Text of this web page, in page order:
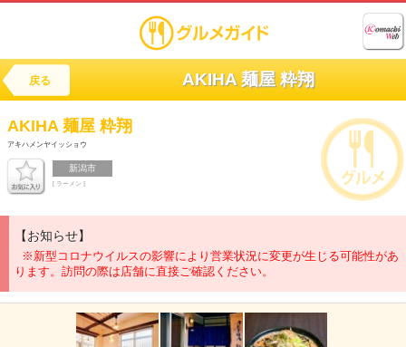
戻る AKIHA 麺屋 粋翔
AKIHA 麺屋 粋翔
アキハメンヤイッショウ
新潟市
[ ラーメン ]
【お知らせ】
※新型コロナウイルスの影響により営業状況に変更が生じる可能性があ
ります。訪問の際は店舗に直接ご確認ください。